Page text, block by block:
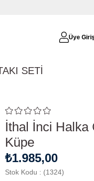
Üye
SETİ
İthal İnci Halka
Küpe
₺1.985,00
Stok Kodu (1324)